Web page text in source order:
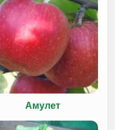
Амулет